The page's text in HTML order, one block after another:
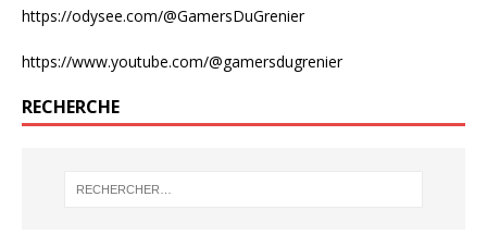
https://odysee.com/@GamersDuGrenier
https://www.youtube.com/@gamersdugrenier
RECHERCHE